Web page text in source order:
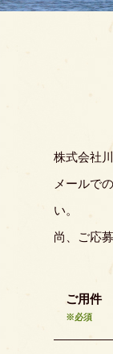
株式会社
メールで
い。
尚、ご応
ご用件
※必須